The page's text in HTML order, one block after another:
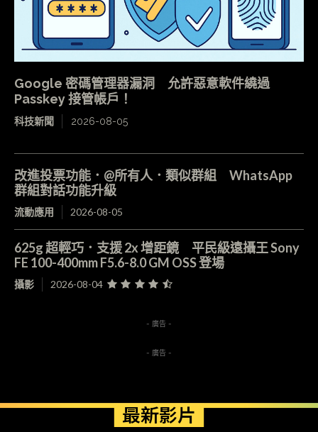
Google 密碼管理器漏洞 允許惡意軟件繞過
Passkey 接管帳戶！
科技新聞 2026-08-05
改進投票功能．@所有人．類似群組 WhatsApp
群組對話功能升級
流動應用 2026-08-05
625g 超輕巧．支援 2x 增距鏡 平民級遠攝王 Sony
FE 100-400mm F5.6-8.0 GM OSS 登場
攝影 2026-08-04
- 廣告 -
- 廣告 -
最新影片